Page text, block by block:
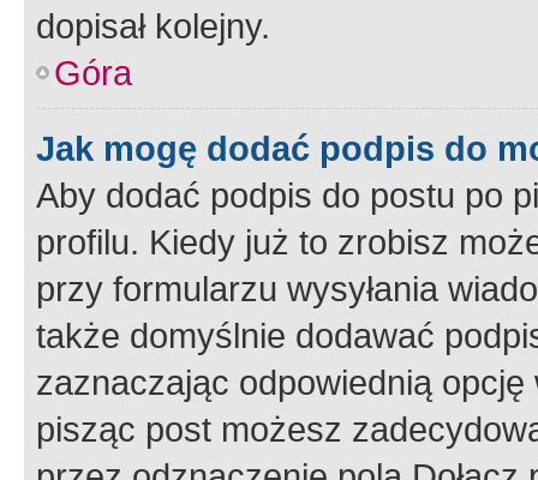
dopisał kolejny.
Góra
Jak mogę dodać podpis do
Aby dodać podpis do postu po
profilu. Kiedy już to zrobisz
przy formularzu wysyłania
także domyślnie dodawać
zaznaczając odpowiednią
pisząc post możesz